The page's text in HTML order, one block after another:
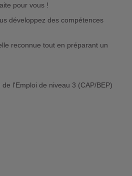
pour vous !
développez des compétences
reconnue tout en préparant un
l'Emploi de niveau 3 (CAP/BEP)